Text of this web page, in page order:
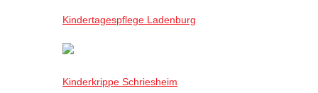
Kindertagespflege Ladenburg
Kinderkrippe Schriesheim